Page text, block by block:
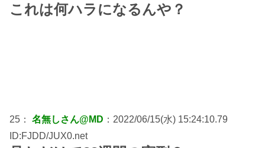
これは何ハラになるんや？
25： 名無しさん@MD ：2022/06/15(水) 15:24:10.79
ID:FJDD/JUX0.net